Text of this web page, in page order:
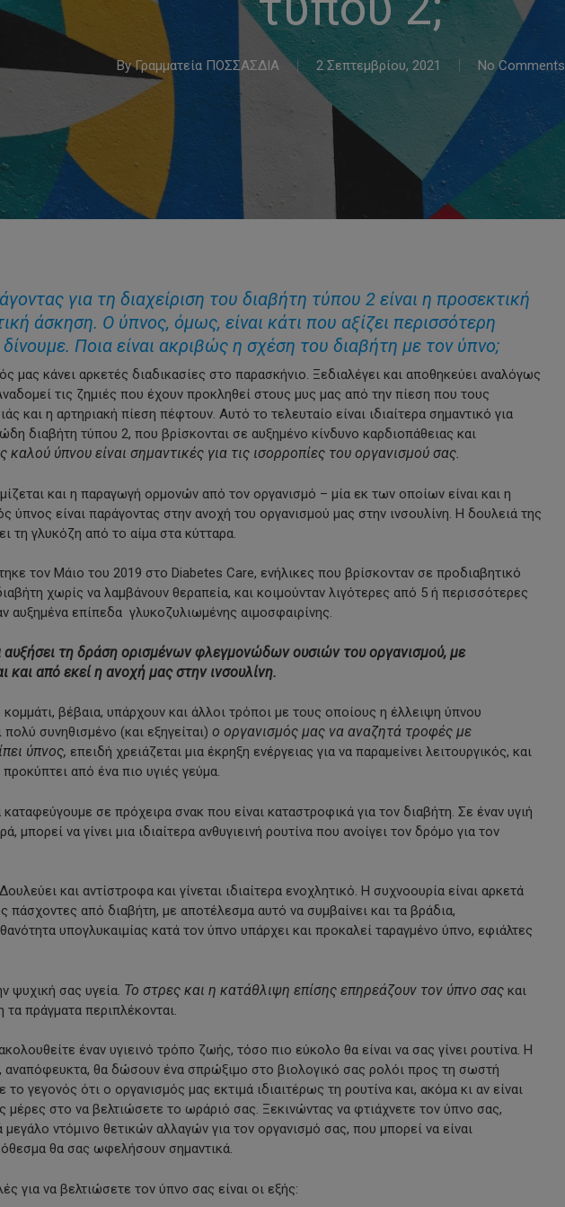
By Γραμματεία ΠΟΣΣΑΣΔΙΑ 2 Σεπτεμβρίου, 2021 No Comments
για τη διαχείριση του διαβήτη τύπου 2 είναι η προσεκτική
άσκηση. Ο ύπνος, όμως, είναι κάτι που αξίζει περισσότερη
Ποια είναι ακριβώς η σχέση του διαβήτη με τον ύπνο;
μας κάνει αρκετές διαδικασίες στο παρασκήνιο. Ξεδιαλέγει και αποθηκεύει αναλόγως
τις ζημιές που έχουν προκληθεί στους μυς μας από την πίεση που τους
και η αρτηριακή πίεση πέφτουν. Αυτό το τελευταίο είναι ιδιαίτερα σημαντικό για
διαβήτη τύπου 2, που βρίσκονται σε αυξημένο κίνδυνο καρδιοπάθειας και
καλού ύπνου είναι σημαντικές για τις ισορροπίες του οργανισμού σας.
και η παραγωγή ορμονών από τον οργανισμό – μία εκ των οποίων είναι και η
ύπνος είναι παράγοντας στην ανοχή του οργανισμού μας στην ινσουλίνη. Η δουλειά της
τη γλυκόζη από το αίμα στα κύτταρα.
τον Μάιο του 2019 στο Diabetes Care, ενήλικες που βρίσκονταν σε προδιαβητικό
χωρίς να λαμβάνουν θεραπεία, και κοιμούνταν λιγότερες από 5 ή περισσότερες
αυξημένα επίπεδα γλυκοζυλιωμένης αιμοσφαιρίνης.
αυξήσει τη δράση ορισμένων φλεγμονώδων ουσιών του οργανισμού, με
και από εκεί η ανοχή μας στην ινσουλίνη.
βέβαια, υπάρχουν και άλλοι τρόποι με τους οποίους η έλλειψη ύπνου
συνηθισμένο (και εξηγείται) ο οργανισμός μας να αναζητά τροφές με
ύπνος, επειδή χρειάζεται μια έκρηξη ενέργειας για να παραμείνει λειτουργικός, και
από ένα πιο υγιές γεύμα.
σε πρόχειρα σνακ που είναι καταστροφικά για τον διαβήτη. Σε έναν υγιή
μπορεί να γίνει μια ιδιαίτερα ανθυγιεινή ρουτίνα που ανοίγει τον δρόμο για τον
και αντίστροφα και γίνεται ιδιαίτερα ενοχλητικό. Η συχνοουρία είναι αρκετά
πάσχοντες από διαβήτη, με αποτέλεσμα αυτό να συμβαίνει και τα βράδια,
υπογλυκαιμίας κατά τον ύπνο υπάρχει και προκαλεί ταραγμένο ύπνο, εφιάλτες
ψυχική σας υγεία. Το στρες και η κατάθλιψη επίσης επηρεάζουν τον ύπνο σας και
πράγματα περιπλέκονται.
έναν υγιεινό τρόπο ζωής, τόσο πιο εύκολο θα είναι να σας γίνει ρουτίνα. Η
αναπόφευκτα, θα δώσουν ένα σπρώξιμο στο βιολογικό σας ρολόι προς τη σωστή
το γεγονός ότι ο οργανισμός μας εκτιμά ιδιαιτέρως τη ρουτίνα και, ακόμα κι αν είναι
στο να βελτιώσετε το ωράριό σας. Ξεκινώντας να φτιάχνετε τον ύπνο σας,
ντόμινο θετικών αλλαγών για τον οργανισμό σας, που μπορεί να είναι
θα σας ωφελήσουν σημαντικά.
για να βελτιώσετε τον ύπνο σας είναι οι εξής: